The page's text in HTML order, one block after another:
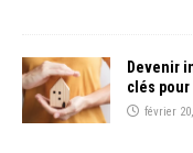
Devenir
clés
février